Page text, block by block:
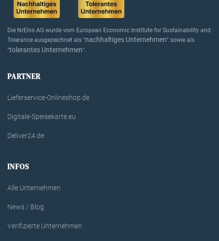
Die NrEins AG wurde vom European Economic Institute for Sustainability and
Tolerance ausgezeichnet als "nachhaltiges Unternehmen" sowie als
"tolerantes Unternehmen".
PARTNER
Lieferservice-Onlineshop.de
Digitale-Speisekarte.eu
Deliver24.de
INFOS
Alle Unternehmen
News / Blog
Verifizierte Unternehmen